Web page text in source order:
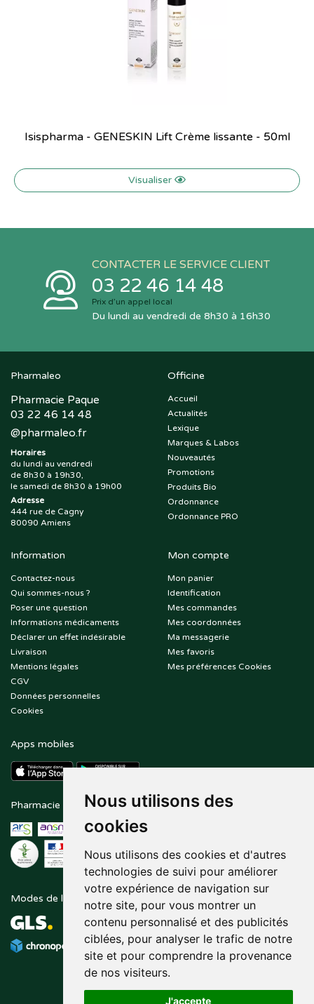
Nous utilisons des
cookies
Nous utilisons des cookies et d'autres
technologies de suivi pour améliorer
votre expérience de navigation sur
notre site, pour vous montrer un
contenu personnalisé et des publicités
ciblées, pour analyser le trafic de notre
site et pour comprendre la provenance
de nos visiteurs.
J'accepte
Isispharma - GENESKIN Lift Crème lissante - 50ml
Visualiser
CONTACTER LE SERVICE CLIENT
03 22 46 14 48
Prix d’un appel local
Du lundi au vendredi de 8h30 à 16h30
Pharmaleo
Pharmacie Paque
03 22 46 14 48
@pharmaleo.fr
Horaires
du lundi au vendredi
de 8h30 à 19h30,
le samedi de 8h30 à 19h00
Adresse
444 rue de Cagny
80090 Amiens
Officine
Accueil
Actualités
Lexique
Marques & Labos
Nouveautés
Promotions
Produits Bio
Ordonnance
Ordonnance PRO
Information
Contactez-nous
Qui sommes-nous ?
Poser une question
Informations médicaments
Déclarer un effet indésirable
Livraison
Mentions légales
CGV
Données personnelles
Cookies
Mon compte
Mon panier
Identification
Mes commandes
Mes coordonnées
Ma messagerie
Mes favoris
Mes préférences Cookies
Apps mobiles
Pharmacie en ligne agréée Paiement sécurisé
Modes de livraison Suivez-nous sur